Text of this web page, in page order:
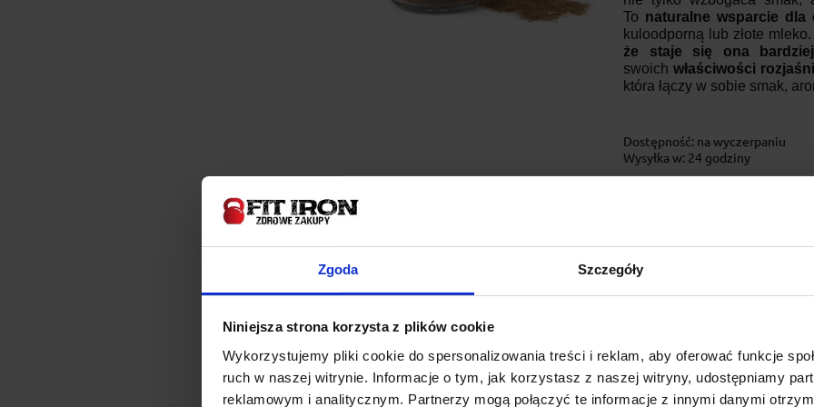
Zgoda Szczegóły
Niniejsza strona korzysta z plików cookie
Wykorzystujemy pliki cookie do spersonalizowania treści i reklam, aby oferować funkcje
ruch w naszej witrynie. Informacje o tym, jak korzystasz z naszej witryny, udostępniamy
reklamowym i analitycznym. Partnerzy mogą połączyć te informacje z innymi danymi
To naturalne wsparcie dla
kuloodporną lub złote
że staje się ona
swoichwłaściwości
która łączy w sobie smak,
Dostępność: na wyczerpaniu
Wysyłka w: 24 godziny
Masala do kawy
Masala do kawyto
któranadaje napojom
organizm. Idealnado